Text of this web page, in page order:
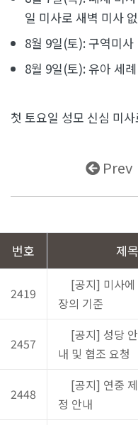
일 미사로 새벽 미사
8월 9일(토): 구역미사
8월 9일(토): 유아 세
첫 토요일 성모 신심 미
Prev
번호 제목
2419
[공지] 미사에
장의 기준
2457
[공지] 성당
내 및 협조 요청
2448
[공지] 연중
정 안내